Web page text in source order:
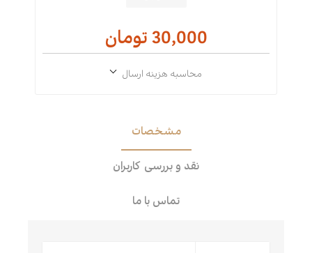
30,000 تومان
محاسبه هزینه ارسال
مشخصات
نقد و بررسی کاربران
تماس با ما